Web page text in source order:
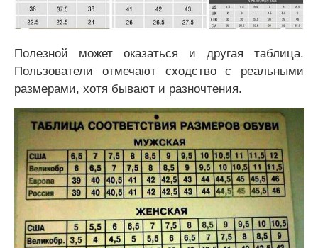
Полезной может оказаться и другая таблица.
Пользователи отмечают сходство с реальными
размерами, хотя бывают и разночтения.